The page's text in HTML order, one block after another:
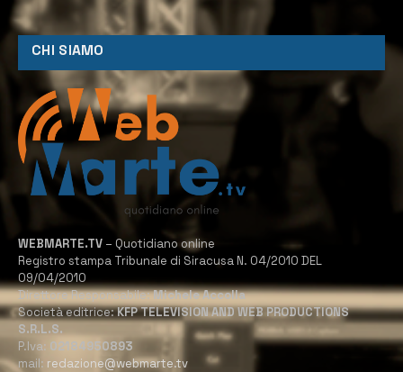
CHI SIAMO
WEBMARTE.TV – Quotidiano online
Registro stampa Tribunale di Siracusa N. 04/2010 DEL
09/04/2010
Direttore Responsabile:Michele Accolla
Società editrice:KFP TELEVISION AND WEB PRODUCTIONS
S.R.L.S.
P.Iva: 02184950893
mail: redazione@webmarte.tv